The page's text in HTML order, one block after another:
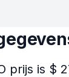
prijs is $